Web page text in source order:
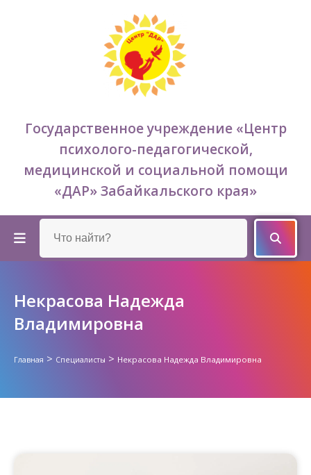
Государственное учреждение «Центр
психолого-педагогической,
медицинской и социальной помощи
«ДАР» Забайкальского края»
Некрасова Надежда
Владимировна
Главная > Специалисты > Некрасова Надежда Владимировна